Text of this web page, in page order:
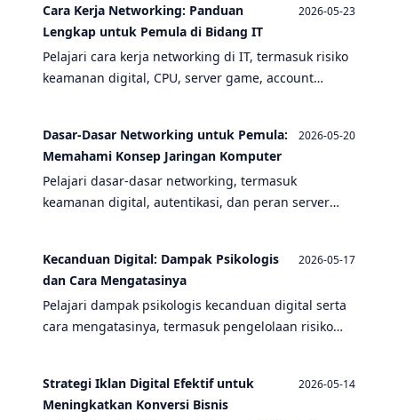
Cara Kerja Networking: Panduan
Lengkap untuk Pemula di Bidang IT
2026-05-23
Pelajari cara kerja networking di IT, termasuk risiko
keamanan digital, CPU, server game, account
Dasar-Dasar Networking untuk Pemula:
Memahami Konsep Jaringan Komputer
2026-05-20
Pelajari dasar-dasar networking, termasuk
keamanan digital, autentikasi, dan peran server
Kecanduan Digital: Dampak Psikologis
dan Cara Mengatasinya
2026-05-17
Pelajari dampak psikologis kecanduan digital serta
cara mengatasinya, termasuk pengelolaan risiko
Strategi Iklan Digital Efektif untuk
Meningkatkan Konversi Bisnis
2026-05-14